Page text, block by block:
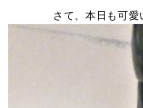
さて、本日も可